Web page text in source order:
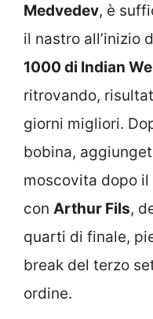
Medvedev, è
il nastro all’inizio
1000 di Indian
ritrovando,
giorni migliori.
bobina,
moscovita dopo
con Arthur Fils,
quarti di finale,
break del terzo
ordine.